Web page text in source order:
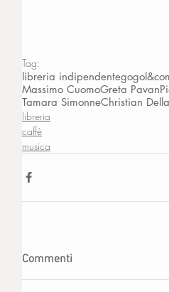
Tag:
libreria indipendente
Massimo CuomoGreta Pavan
Tamara SimonneChristian
libreria
caffè
musica
Commenti